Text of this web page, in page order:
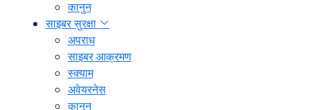
कानुन
साइबर सुरक्षा
अपराध
साइबर आक्रमण
स्क्याम
अवेयरनेस
कानुन